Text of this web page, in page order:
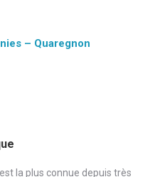
– Quaregnon
la plus connue depuis très